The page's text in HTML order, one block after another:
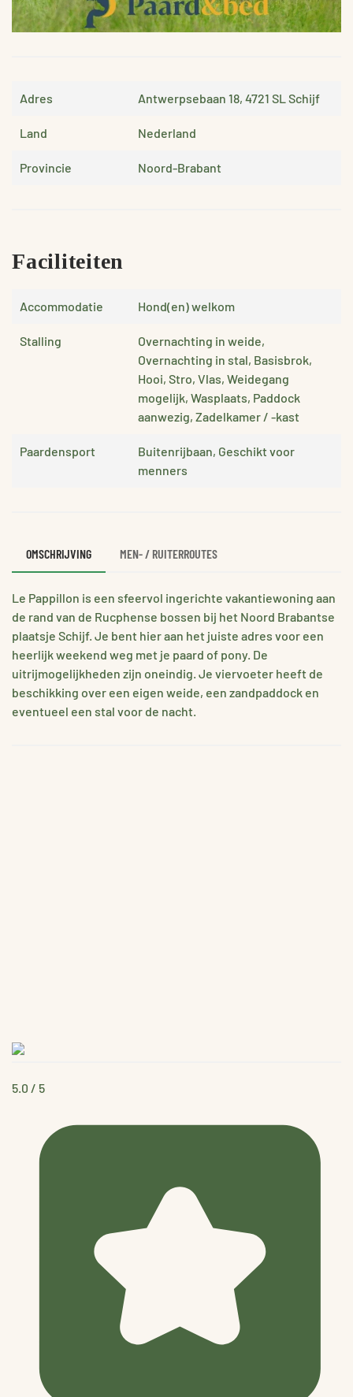
Adres Antwerpsebaan 18, 4721 SL Schijf
Land Nederland
Provincie Noord-Brabant
Faciliteiten
Accommodatie Hond(en) welkom
Stalling
Overnachting in weide,
Overnachting in stal, Basisbrok,
Hooi, Stro, Vlas, Weidegang
mogelijk, Wasplaats, Paddock
aanwezig, Zadelkamer / -kast
Paardensport
Buitenrijbaan, Geschikt voor
menners
OMSCHRIJVING MEN- / RUITERROUTES
Le Pappillon is een sfeervol ingerichte vakantiewoning aan
de rand van de Rucphense bossen bij het Noord Brabantse
plaatsje Schijf. Je bent hier aan het juiste adres voor een
heerlijk weekend weg met je paard of pony. De
uitrijmogelijkheden zijn oneindig. Je viervoeter heeft de
beschikking over een eigen weide, een zandpaddock en
eventueel een stal voor de nacht.
5.0 / 5